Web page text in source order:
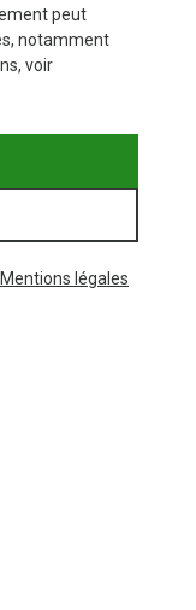
peut
notamment
voir
Mentions légales